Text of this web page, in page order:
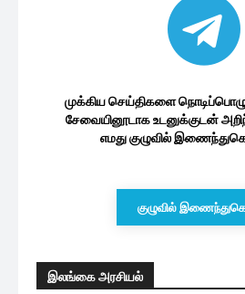
முக்கிய செய்திகளை
சேவையினூடாக உடனுக்குடன்
எமது குழுவில்
குழுவில்
இலங்கை அரசியல்